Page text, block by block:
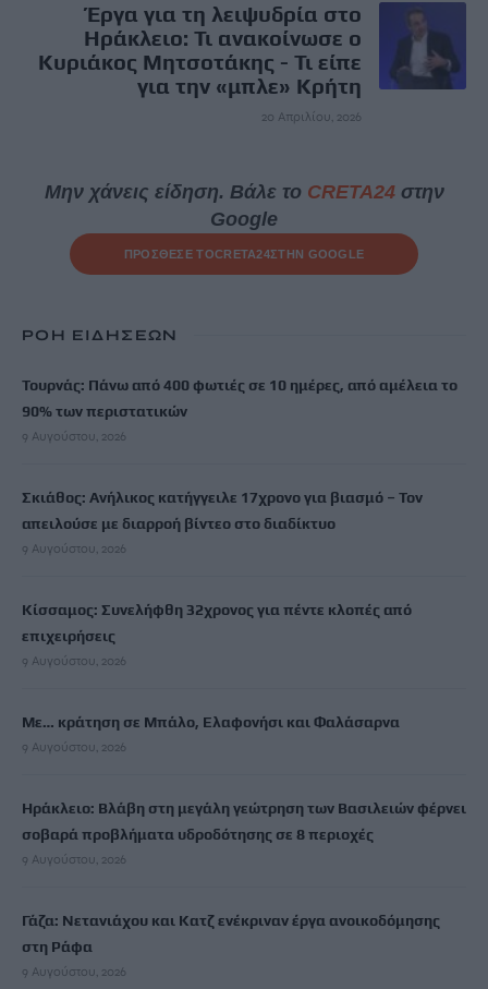
Έργα για τη λειψυδρία στο
Ηράκλειο: Τι ανακοίνωσε ο
Κυριάκος Μητσοτάκης - Τι είπε
για την «μπλε» Κρήτη
20 Απριλίου, 2026
Μην χάνεις είδηση. Βάλε το CRETA24στην
Google
ΠΡΟΣΘΕΣΕ ΤΟCRETA24ΣΤΗΝ GOOGLE
ΡΟΗ ΕΙΔΗΣΕΩΝ
Τουρνάς: Πάνω από 400 φωτιές σε 10 ημέρες, από αμέλεια το
90% των περιστατικών
9 Αυγούστου, 2026
Σκιάθος: Ανήλικος κατήγγειλε 17χρονο για βιασμό – Τον
απειλούσε με διαρροή βίντεο στο διαδίκτυο
9 Αυγούστου, 2026
Κίσσαμος: Συνελήφθη 32χρονος για πέντε κλοπές από
επιχειρήσεις
9 Αυγούστου, 2026
Με… κράτηση σε Μπάλο, Ελαφονήσι και Φαλάσαρνα
9 Αυγούστου, 2026
Ηράκλειο: Βλάβη στη μεγάλη γεώτρηση των Βασιλειών φέρνει
σοβαρά προβλήματα υδροδότησης σε 8 περιοχές
9 Αυγούστου, 2026
Γάζα: Νετανιάχου και Κατζ ενέκριναν έργα ανοικοδόμησης
στη Ράφα
9 Αυγούστου, 2026